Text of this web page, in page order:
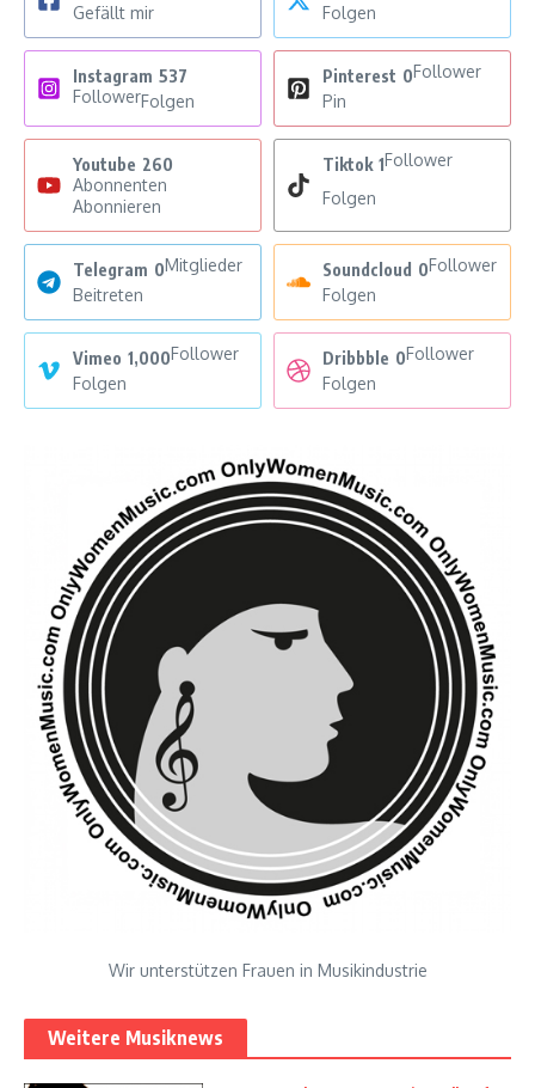
Gefällt mir
Folgen
Instagram 537
FollowerFolgen
Pinterest 0Follower
Pin
Youtube 260
Abonnenten
Abonnieren
Tiktok 1Follower
Folgen
Telegram 0Mitglieder
Beitreten
Soundcloud 0Follower
Folgen
Vimeo 1,000Follower
Folgen
Dribbble 0Follower
Folgen
Wir unterstützen Frauen in Musikindustrie
Weitere Musiknews